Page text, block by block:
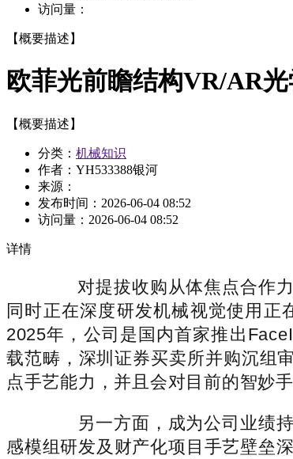
访问量：
【概要描述】
欧菲光前瞻结构VR/AR
【概要描述】
分类： 机械知识
作者：YH533388银河
来源：
发布时间： 2026-06-04 08:52
访问量： 2026-06-04 08:52
详情
对提拔收购从体焦点合作力
同时正在深度研发机械视觉使用正
2025年，公司是国内首家推出
载范畴，深圳证券买卖所并购沉组
点手艺能力，并且会对目前的智妙
另一方面，成为公司业绩持
感模组研发及财产化项目手艺壁垒